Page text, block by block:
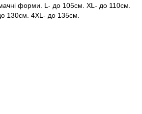
форми. L- до 105см. XL- до 110см.
130см. 4XL- до 135см.